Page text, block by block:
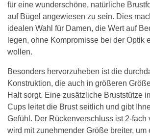
für eine wunderschöne, natürliche
auf Bügel angewiesen zu sein. Dies
idealen Wahl für Damen, die Wert auf
legen, ohne Kompromisse bei der Optik
wollen.
Besonders hervorzuheben ist die
Konstruktion, die auch in größeren
Halt sorgt. Eine zusätzliche Bruststütze
Cups leitet die Brust seitlich und gibt
Gefühl. Der Rückenverschluss ist 2-fach
wird mit zunehmender Größe breiter, um